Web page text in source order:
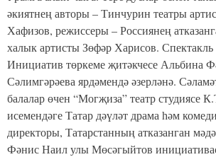
әкиятнең авторы – Тинчурин театры
Хафизов, режиссеры – Россиянең
халык артисты Зөфәр Харисов. Спектакль
Инициатив төркеме җитәкчесе Альбина
Сәлимгәрәева ярдәмендә әзерләнә.
балалар өчен “Могҗиза” театр студиясе
исемендәге Татар дәүләт драма һәм
директоры, Татарстанның атказанган
Фәнис Наил улы Мөсәгыйтов